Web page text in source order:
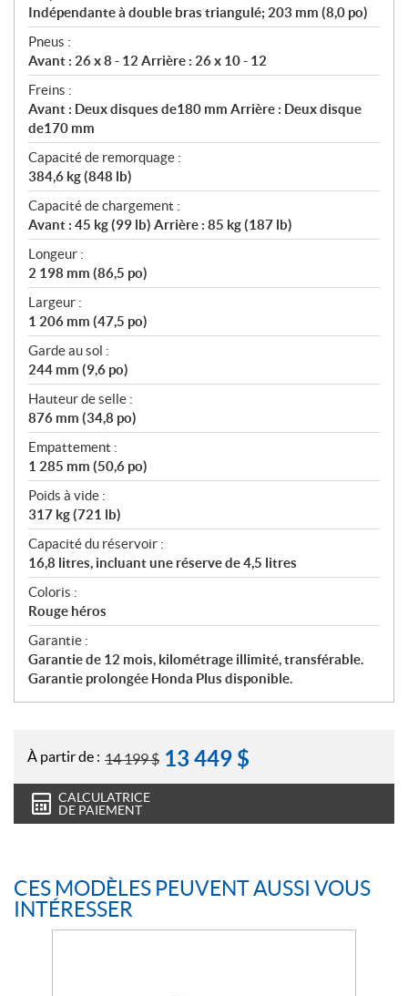
Indépendante à double bras triangulé; 203 mm (8,0 po)
Pneus :
Avant : 26 x 8 - 12 Arrière : 26 x 10 - 12
Freins :
Avant : Deux disques de180 mm Arrière : Deux disque
de170 mm
Capacité de remorquage :
384,6 kg (848 lb)
Capacité de chargement :
Avant : 45 kg (99 lb) Arrière : 85 kg (187 lb)
Longeur :
2 198 mm (86,5 po)
Largeur :
1 206 mm (47,5 po)
Garde au sol :
244 mm (9,6 po)
Hauteur de selle :
876 mm (34,8 po)
Empattement :
1 285 mm (50,6 po)
Poids à vide :
317 kg (721 lb)
Capacité du réservoir :
16,8 litres, incluant une réserve de 4,5 litres
Coloris :
Rouge héros
Garantie :
Garantie de 12 mois, kilométrage illimité, transférable.
Garantie prolongée Honda Plus disponible.
À partir de : 14 199$ 13 449 $
CALCULATRICE
DE PAIEMENT
CES MODÈLES PEUVENT AUSSI VOUS
INTÉRESSER